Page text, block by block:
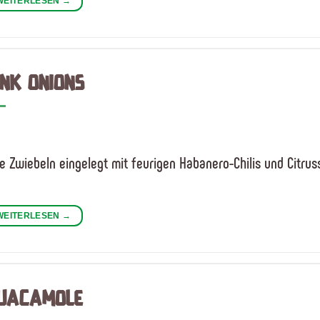
ONIONS
Zwiebeln eingelegt mit feurigen Habanero-Chilis und
→